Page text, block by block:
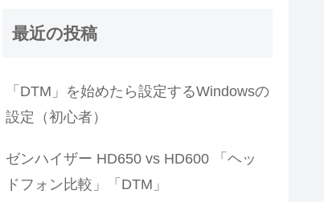
最近の投稿
「DTM」を始めたら設定するWindowsの
設定（初心者）
ゼンハイザー HD650 vs HD600 「ヘッ
ドフォン比較」「DTM」